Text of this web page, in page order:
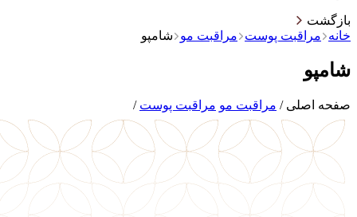
بازگشت
خانه
مراقبت پوست مراقبت مو شامپو
شامپو
صفحه اصلی / مراقبت مو مراقبت پوست /